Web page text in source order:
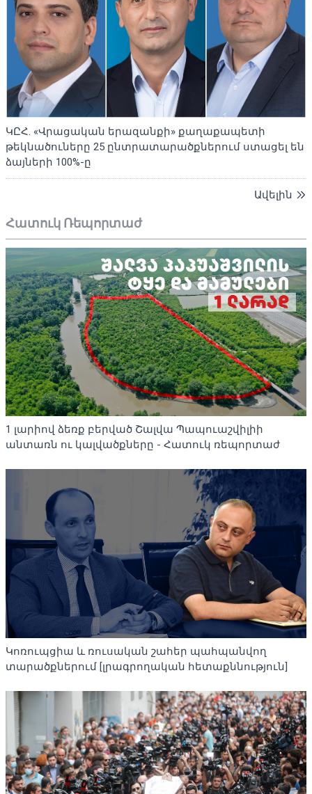
ԿԸՀ. «Վրացական երազանքի» քաղաքապետի
թեկնածուները 25 ընտրատարածքներում ստացել են
ձայների 100%-ը
Ավելին
Հատուկ Ռեպորտաժ
1 լարիով ձեռք բերված Շալվա Պապուաշվիլիի
անտառն ու կալվածքները - Հատուկ ռեպորտաժ
Կոռուպցիա և ռուսական շահեր պահպանվող
տարածքներում [լրագրողական հետաքննություն]